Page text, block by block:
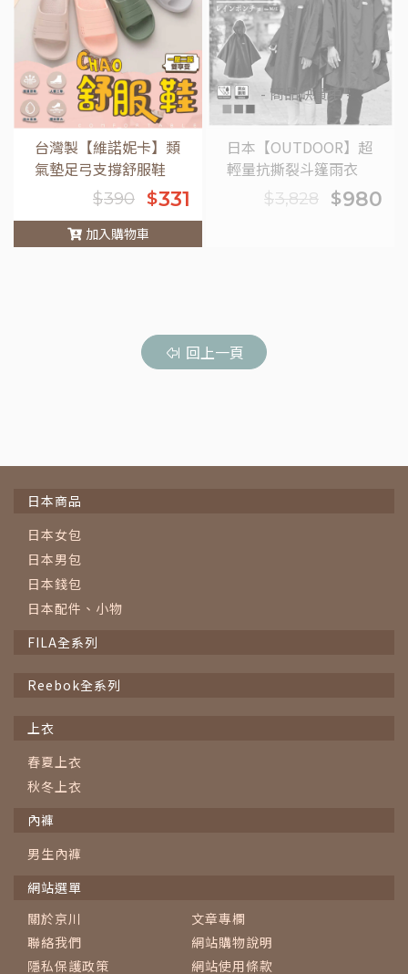
台灣製【維諾妮卡】類
氣墊足弓支撐舒服鞋
$390 $331
加入購物車
日本【OUTDOOR】超
輕量抗撕裂斗篷雨衣
$3,828 $980
- 商品缺貨中 -
回上一頁
日本商品
日本女包
日本男包
日本錢包
日本配件、小物
FILA全系列
Reebok全系列
上衣
春夏上衣
秋冬上衣
內褲
男生內褲
網站選單
關於京川
文章專欄
聯絡我們
網站購物說明
隱私保護政策
網站使用條款